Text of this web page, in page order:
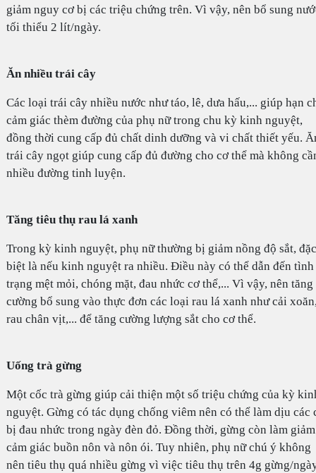
giảm nguy cơ bị các triệu chứng trên. Vì vậy, nên bổ sung
tối thiểu 2 lít/ngày.
Ăn nhiều trái cây
Các loại trái cây nhiều nước như táo, lê, dưa hấu,... giúp hạn
cảm giác thèm đường của phụ nữ trong chu kỳ kinh nguyệt,
đồng thời cung cấp đủ chất dinh dưỡng và vi chất thiết yếu.
trái cây ngọt giúp cung cấp đủ đường cho cơ thể mà không
nhiều đường tinh luyện.
Tăng tiêu thụ rau lá xanh
Trong kỳ kinh nguyệt, phụ nữ thường bị giảm nồng độ sắt, đặc
biệt là nếu kinh nguyệt ra nhiều. Điều này có thể dẫn đến tình
trạng mệt mỏi, chóng mặt, đau nhức cơ thể,... Vì vậy, nên tăng
cường bổ sung vào thực đơn các loại rau lá xanh như cải
rau chân vịt,... để tăng cường lượng sắt cho cơ thể.
Uống trà gừng
Một cốc trà gừng giúp cải thiện một số triệu chứng của kỳ
nguyệt. Gừng có tác dụng chống viêm nên có thể làm dịu các
bị đau nhức trong ngày đèn đỏ. Đồng thời, gừng còn làm giảm
cảm giác buồn nôn và nôn ói. Tuy nhiên, phụ nữ chú ý không
nên tiêu thụ quá nhiều gừng vì việc tiêu thụ trên 4g gừng/